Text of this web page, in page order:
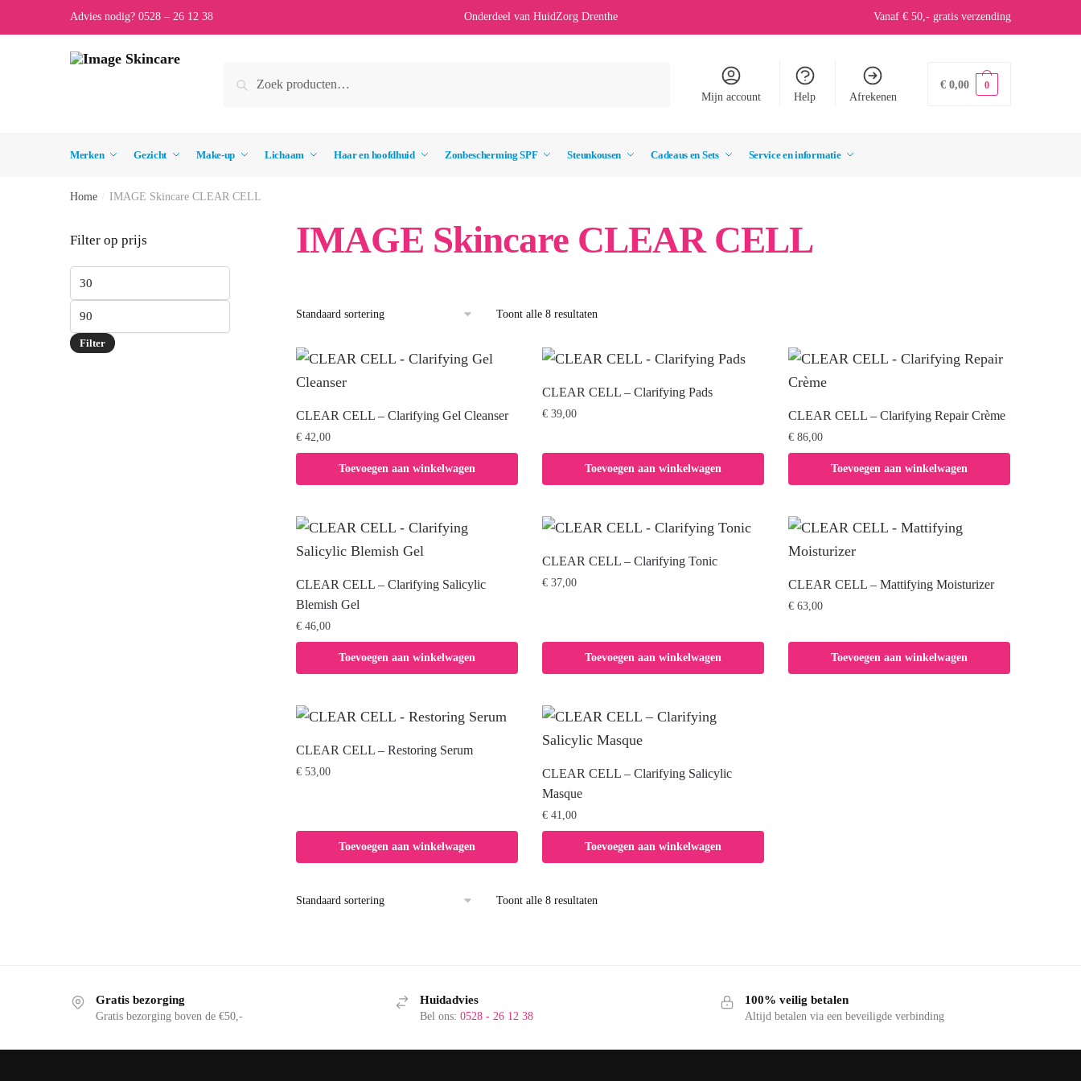
to
to
Advies nodig? 0528 – 26 12 38 Onderdeel van HuidZorg Drenthe Vanaf € 50,- gratis verzending
Zoeken
Mijn account Help Afrekenen
€ 0,00 0
Merken Gezicht Make-up Lichaam Haar en hoofdhuid Zonbescherming SPF Steunkousen Cadeaus en Sets Service en informatie
Home IMAGE Skincare CLEAR CELL
IMAGE Skincare CLEAR CELL
Toont alle 8 resultaten
CLEAR CELL – Clarifying Gel Cleanser
€42,00
Toevoegen aan winkelwagen
CLEAR CELL – Clarifying Pads
€39,00
Toevoegen aan winkelwagen
CLEAR CELL – Clarifying Repair Crème
€ 86,00
Toevoegen aan winkelwagen
CLEAR CELL – Clarifying Salicylic
Blemish Gel
€46,00
Toevoegen aan winkelwagen
CLEAR CELL – Clarifying Tonic
€37,00
Toevoegen aan winkelwagen
CLEAR CELL – Mattifying Moisturizer
€ 63,00
Toevoegen aan winkelwagen
CLEAR CELL – Restoring Serum
€53,00
Toevoegen aan winkelwagen
CLEAR CELL – Clarifying Salicylic
Masque
€41,00
Toevoegen aan winkelwagen
Toont alle 8 resultaten
Filter op prijs
Min.
prijs
Max.
prijs
Filter
Gratis bezorging
Gratis bezorging boven de €50,-
Huidadvies
Bel ons:0528 - 26 12 38
100% veilig betalen
Altijd betalen via een beveiligde verbinding